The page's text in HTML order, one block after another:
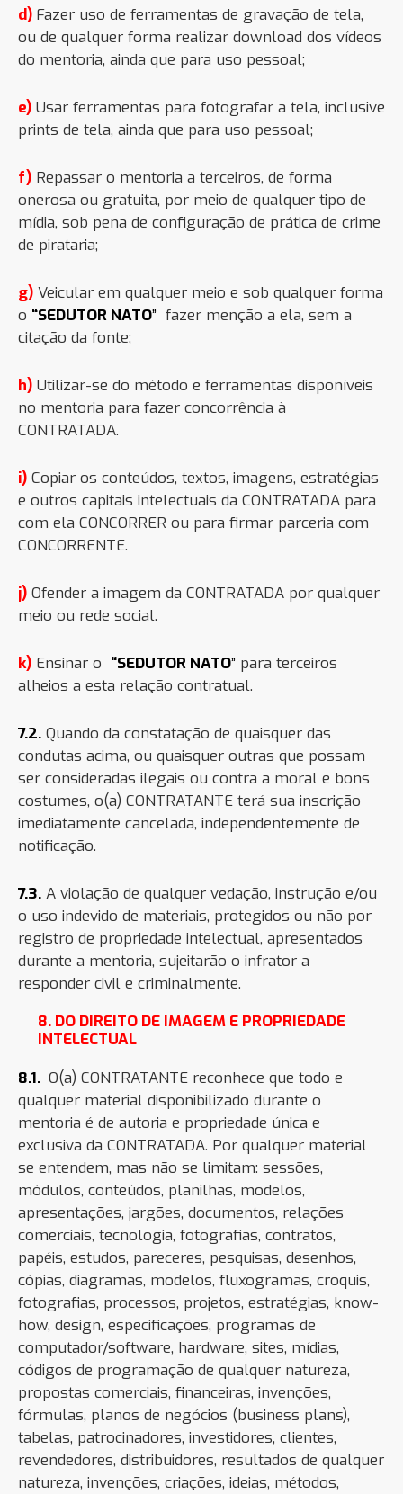
d) Fazer uso de ferramentas de gravação de tela,
ou de qualquer forma realizar download dos vídeos
do mentoria, ainda que para uso pessoal;
e) Usar ferramentas para fotografar a tela, inclusive
prints de tela, ainda que para uso pessoal;
f) Repassar o mentoria a terceiros, de forma
onerosa ou gratuita, por meio de qualquer tipo de
mídia, sob pena de configuração de prática de crime
de pirataria;
g) Veicular em qualquer meio e sob qualquer forma
o “SEDUTOR NATO” fazer menção a ela, sem a
citação da fonte;
h) Utilizar-se do método e ferramentas disponíveis
no mentoria para fazer concorrência à
CONTRATADA.
i) Copiar os conteúdos, textos, imagens, estratégias
e outros capitais intelectuais da CONTRATADA para
com ela CONCORRER ou para firmar parceria com
CONCORRENTE.
j) Ofender a imagem da CONTRATADA por qualquer
meio ou rede social.
k) Ensinar o “SEDUTOR NATO” para terceiros
alheios a esta relação contratual.
7.2. Quando da constatação de quaisquer das
condutas acima, ou quaisquer outras que possam
ser consideradas ilegais ou contra a moral e bons
costumes, o(a) CONTRATANTE terá sua inscrição
imediatamente cancelada, independentemente de
notificação.
7.3. A violação de qualquer vedação, instrução e/ou
o uso indevido de materiais, protegidos ou não por
registro de propriedade intelectual, apresentados
durante a mentoria, sujeitarão o infrator a
responder civil e criminalmente.
8. DO DIREITO DE IMAGEM E PROPRIEDADE
INTELECTUAL
8.1. O(a) CONTRATANTE reconhece que todo e
qualquer material disponibilizado durante o
mentoria é de autoria e propriedade única e
exclusiva da CONTRATADA. Por qualquer material
se entendem, mas não se limitam: sessões,
módulos, conteúdos, planilhas, modelos,
apresentações, jargões, documentos, relações
comerciais, tecnologia, fotografias, contratos,
papéis, estudos, pareceres, pesquisas, desenhos,
cópias, diagramas, modelos, fluxogramas, croquis,
fotografias, processos, projetos, estratégias, know-
how, design, especificações, programas de
computador/software, hardware, sites, mídias,
códigos de programação de qualquer natureza,
propostas comerciais, financeiras, invenções,
fórmulas, planos de negócios (business plans),
tabelas, patrocinadores, investidores, clientes,
revendedores, distribuidores, resultados de qualquer
natureza, invenções, criações, ideias, métodos,